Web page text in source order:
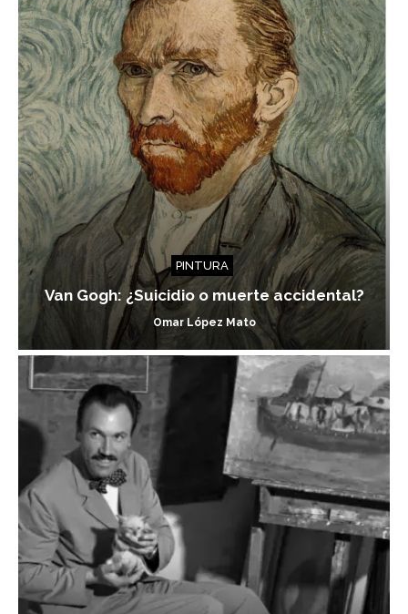
PINTURA
Van Gogh: ¿Suicidio o muerte accidental?
Omar López Mato